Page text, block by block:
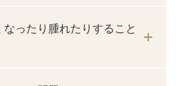
ったり腫れたりすること